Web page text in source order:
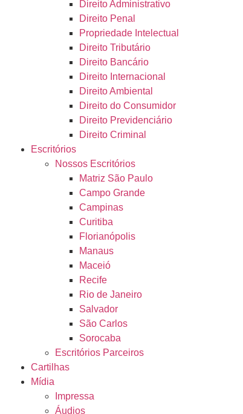
Direito Administrativo
Direito Penal
Propriedade Intelectual
Direito Tributário
Direito Bancário
Direito Internacional
Direito Ambiental
Direito do Consumidor
Direito Previdenciário
Direito Criminal
Escritórios
Nossos Escritórios
Matriz São Paulo
Campo Grande
Campinas
Curitiba
Florianópolis
Manaus
Maceió
Recife
Rio de Janeiro
Salvador
São Carlos
Sorocaba
Escritórios Parceiros
Cartilhas
Mídia
Impressa
Áudios